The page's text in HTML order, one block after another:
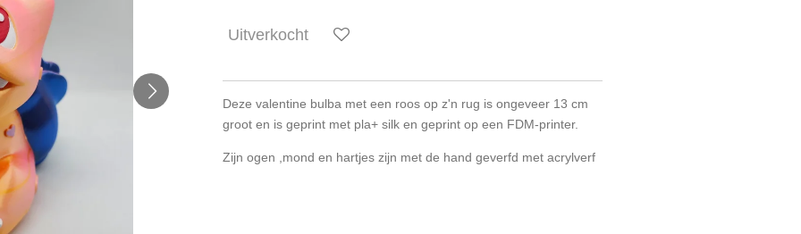
Uitverkocht
Deze valentine bulba met een roos op z'n rug is ongeveer 13 cm
groot en is geprint met pla+ silk en geprint op een FDM-printer.
Zijn ogen ,mond en hartjes zijn met de hand geverfd met acrylverf